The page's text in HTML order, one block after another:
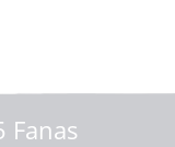
Fanas